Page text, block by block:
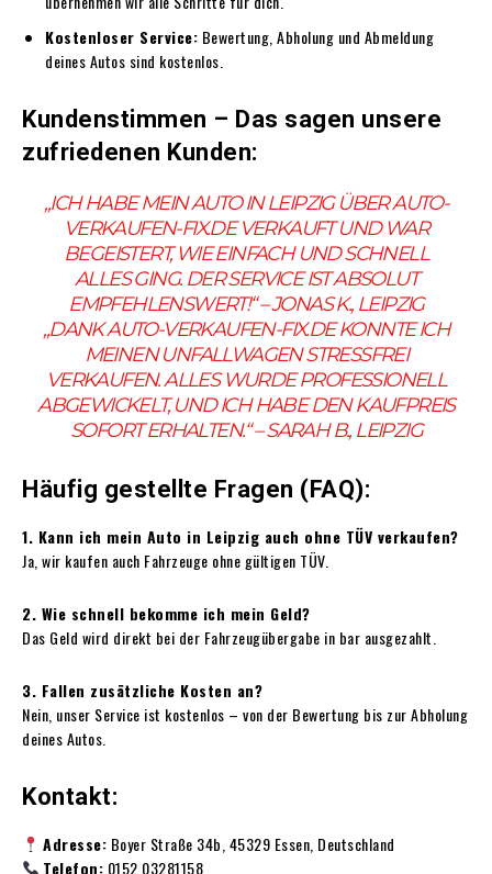
Kostenloser Service: Bewertung, Abholung und Abmeldung
deines Autos sind kostenlos.
Kundenstimmen – Das sagen unsere
zufriedenen Kunden:
„ICH HABE MEIN AUTO IN LEIPZIG ÜBER AUTO-
VERKAUFEN-FIX.DE VERKAUFT UND WAR
BEGEISTERT, WIE EINFACH UND SCHNELL
ALLES GING. DER SERVICE IST ABSOLUT
EMPFEHLENSWERT!“– JONAS K., LEIPZIG
„DANK AUTO-VERKAUFEN-FIX.DE KONNTE ICH
MEINEN UNFALLWAGEN STRESSFREI
VERKAUFEN. ALLES WURDE PROFESSIONELL
ABGEWICKELT, UND ICH HABE DEN KAUFPREIS
SOFORT ERHALTEN.“– SARAH B., LEIPZIG
Häufig gestellte Fragen (FAQ):
1. Kann ich mein Auto in Leipzig auch ohne TÜV verkaufen?
Ja, wir kaufen auch Fahrzeuge ohne gültigen TÜV.
2. Wie schnell bekomme ich mein Geld?
Das Geld wird direkt bei der Fahrzeugübergabe in bar ausgezahlt.
3. Fallen zusätzliche Kosten an?
Nein, unser Service ist kostenlos – von der Bewertung bis zur Abholung
deines Autos.
Kontakt:
Adresse: Boyer Straße 34b, 45329 Essen, Deutschland
Telefon: 0152 03281158